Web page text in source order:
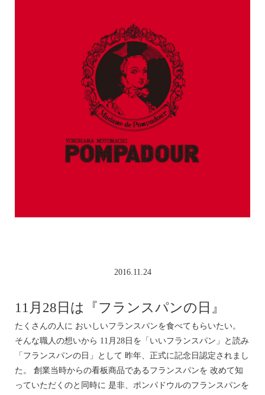
2016.11.24
11月28日は『フランスパンの日』
たくさんの人に おいしいフランスパンを食べてもらいたい。
そんな職人の想いから 11月28日を「いいフランスパン」と読み
「フランスパンの日」として 昨年、正式に記念日認定されまし
た。 創業当時からの看板商品であるフランスパンを 改めて知
っていただくのと同時に 是非、ポンパドウルのフランスパンを